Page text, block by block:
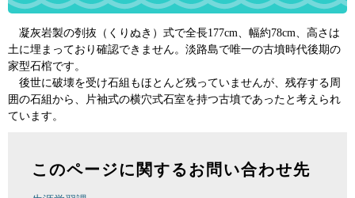
凝灰岩製の刳抜（くりぬき）式で全長177cm、幅約78cm、高さは
土に埋まっており確認できません。淡路島で唯一の古墳時代後期の
家型石棺です。
後世に破壊を受け石組もほとんど残っていませんが、残存する周
囲の石組から、片袖式の横穴式石室を持つ古墳であったと考えられ
ています。
このページに関するお問い合わせ先